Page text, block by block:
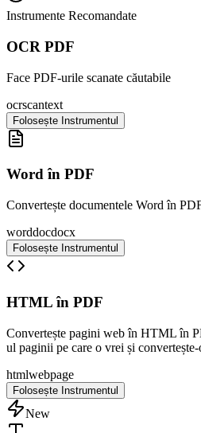
Instrumente Recomandate
OCR PDF
Face PDF-urile scanate căutabile
ocrscantext
Folosește Instrumentul
Word în PDF
Convertește documentele Word în
worddocdocx
Folosește Instrumentul
HTML în PDF
Convertește pagini web în HTML în
ul paginii pe care o vrei și
htmlwebpage
Folosește Instrumentul
New